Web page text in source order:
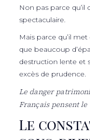
Non pas parce
spectaculaire.
Mais parce qu’il
que beaucoup
destruction lente et
excès de prudence.
Le danger
Français pensent le
Le